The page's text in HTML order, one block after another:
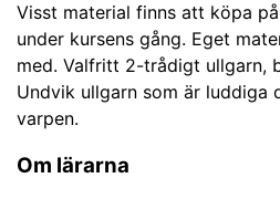
Visst material finns att köpa
under kursens gång. Eget
med. Valfritt 2-trådigt ullgarn,
Undvik ullgarn som är luddiga
varpen.
Om lärarna